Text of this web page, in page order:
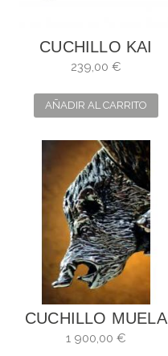
CUCHILLO KAI
SHUN PREMIER
239,00 €
AÑADIR AL CARRITO
CUCHILLO MUELA
AGARRE-LUJO EN
1 900,00 €